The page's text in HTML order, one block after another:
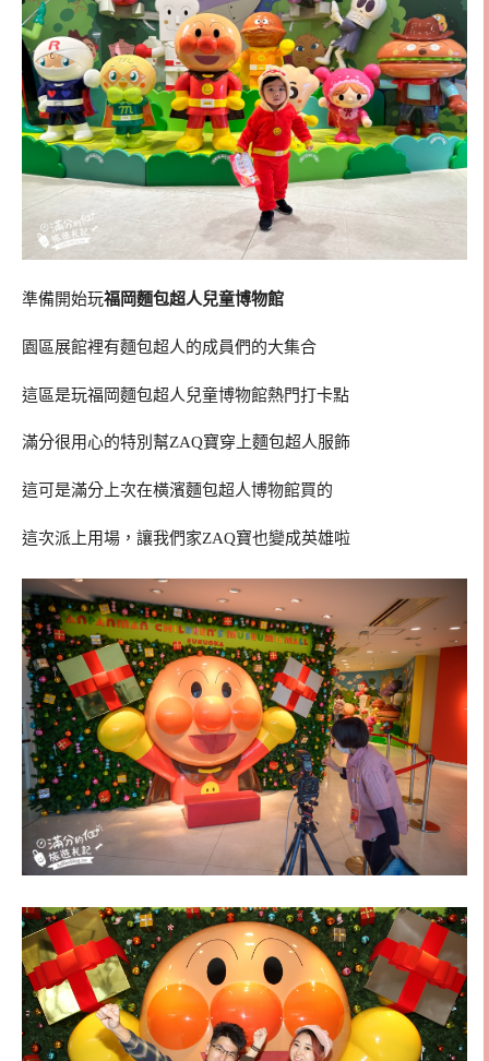
準備開始玩福岡麵包超人兒童博物館
園區展館裡有麵包超人的成員們的大集合
這區是玩福岡麵包超人兒童博物館熱門打卡點
滿分很用心的特別幫ZAQ寶穿上麵包超人服飾
這可是滿分上次在橫濱麵包超人博物館買的
這次派上用場，讓我們家ZAQ寶也變成英雄啦